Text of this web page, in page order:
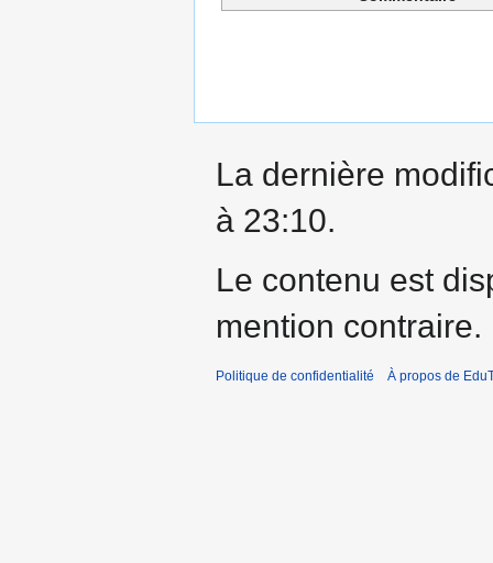
La dernière
à 23:10.
Le contenu est
mention contraire.
Politique de confidentialité À propos de